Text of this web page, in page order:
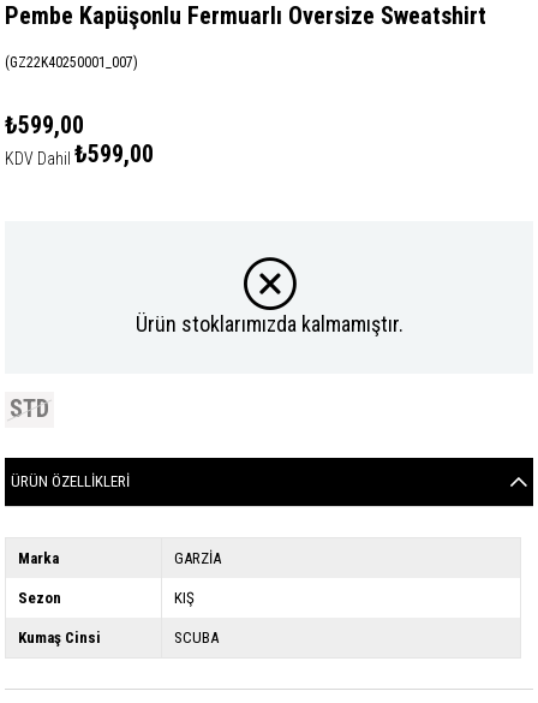
Pembe Kapüşonlu Fermuarlı Oversize Sweatshirt
(GZ22K40250001_007)
₺599,00
KDV Dahil ₺599,00
Ürün stoklarımızda kalmamıştır.
STD
ÜRÜN ÖZELLIKLERI
Marka GARZİA
Sezon KIŞ
Kumaş Cinsi SCUBA